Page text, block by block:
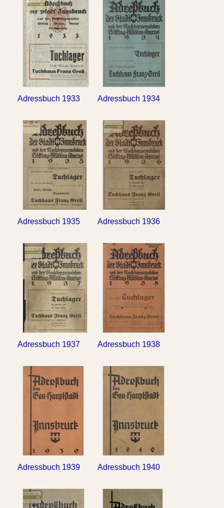
Adressbuch 1933 Adressbuch 1934
Adressbuch 1935 Adressbuch 1936
Adressbuch 1937 Adressbuch 1938
Adressbuch 1939 Adressbuch 1940